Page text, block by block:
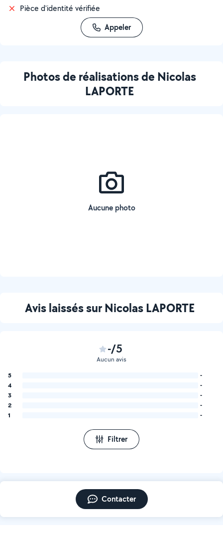
Pièce d'identité vérifiée
Appeler
Photos de réalisations de Nicolas
LAPORTE
Aucune photo
Avis laissés sur Nicolas LAPORTE
-/5
Aucun avis
5
-
4
-
3
-
2
-
1
-
Filtrer
Contacter